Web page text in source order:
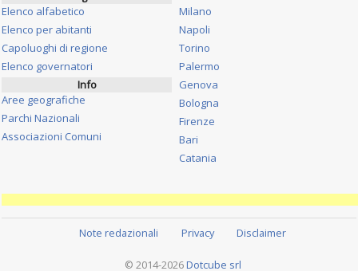
Elenco alfabetico
Elenco per abitanti
Capoluoghi di regione
Elenco governatori
Info
Aree geografiche
Parchi Nazionali
Associazioni Comuni
Milano
Napoli
Torino
Palermo
Genova
Bologna
Firenze
Bari
Catania
Note redazionali Privacy Disclaimer
© 2014-2026 Dotcube srl